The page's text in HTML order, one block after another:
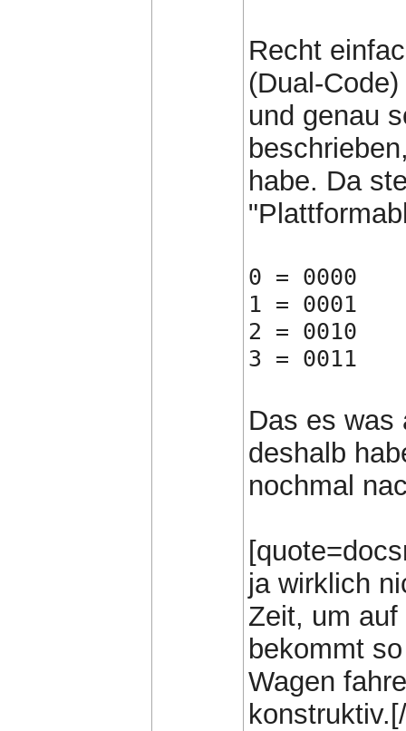
Recht
(Dual-
und genau
habe. Da
0 = 0000
1 = 0001
2 = 0010
3 = 0011
Das es was
deshalb
nochmal
ja wirklich
Zeit, um
bekommt
Wagen